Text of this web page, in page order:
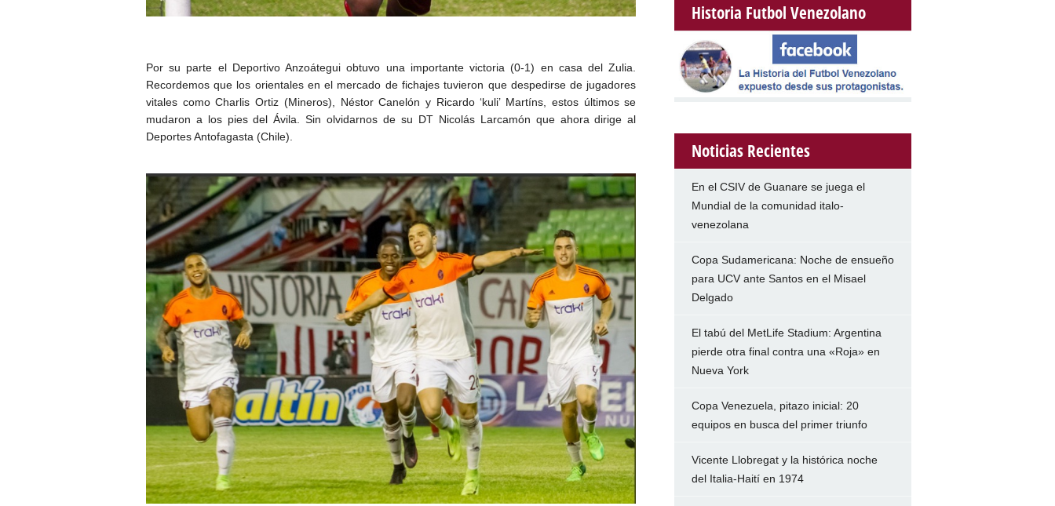
Por su parte el Deportivo Anzoátegui obtuvo una importante victoria (0-1) en casa del Zulia.
Recordemos que los orientales en el mercado de fichajes tuvieron que despedirse de jugadores
vitales como Charlis Ortiz (Mineros), Néstor Canelón y Ricardo ‘kuli’ Martíns, estos últimos se
mudaron a los pies del Ávila. Sin olvidarnos de su DT Nicolás Larcamón que ahora dirige al
Deportes Antofagasta (Chile).
Historia Futbol Venezolano
Noticias Recientes
En el CSIV de Guanare se juega el
Mundial de la comunidad italo-
venezolana
Copa Sudamericana: Noche de ensueño
para UCV ante Santos en el Misael
Delgado
El tabú del MetLife Stadium: Argentina
pierde otra final contra una «Roja» en
Nueva York
Copa Venezuela, pitazo inicial: 20
equipos en busca del primer triunfo
Vicente Llobregat y la histórica noche
del Italia-Haití en 1974